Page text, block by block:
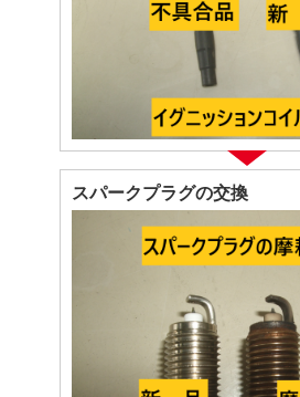
スパークプラグの交換